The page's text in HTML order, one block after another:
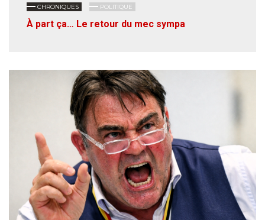
CHRONIQUES
POLITIQUE
À part ça… Le retour du mec sympa